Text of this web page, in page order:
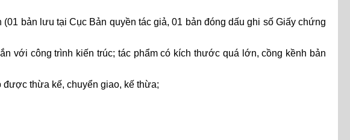
bản lưu tại Cục Bản quyền tác giả, 01 bản đóng dấu ghi số Giấy chứng
với công trình kiến trúc; tác phẩm có kích thước quá lớn, cồng kềnh bản
thừa kế, chuyển giao, kế thừa;